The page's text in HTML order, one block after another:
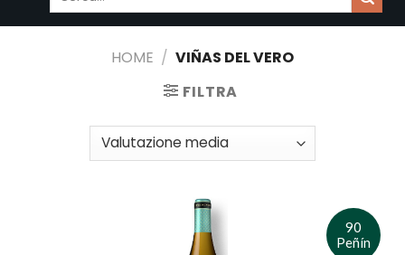
HOME / VIÑAS DEL VERO
FILTRA
90
Peñín